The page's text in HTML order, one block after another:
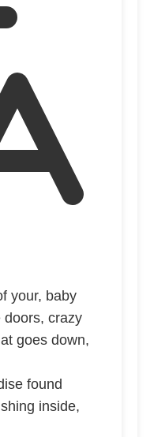
your, baby
doors, crazy
goes down,
found
inside,